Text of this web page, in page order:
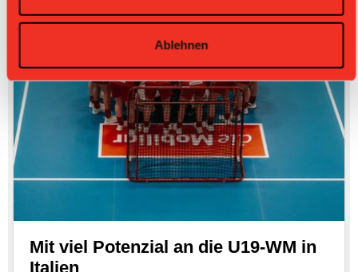
Ablehnen